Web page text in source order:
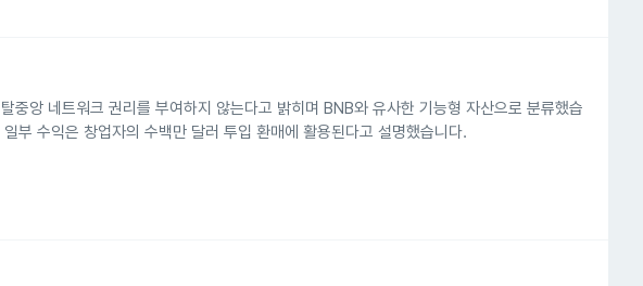
앙 네트워크 권리를 부여하지 않는다고 밝히며 BNB와 유사한 기능형 자산으로 분류했습
부 수익은 창업자의 수백만 달러 투입 환매에 활용된다고 설명했습니다.